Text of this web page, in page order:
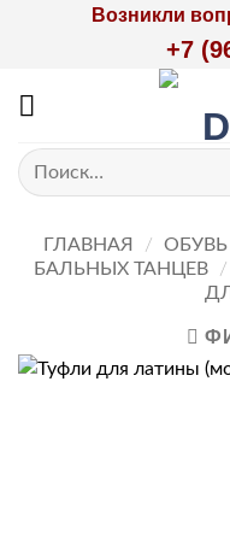
Возникли
+7
Искать:
ГЛАВНАЯ /
БАЛЬНЫХ ТАНЦЕВ
/